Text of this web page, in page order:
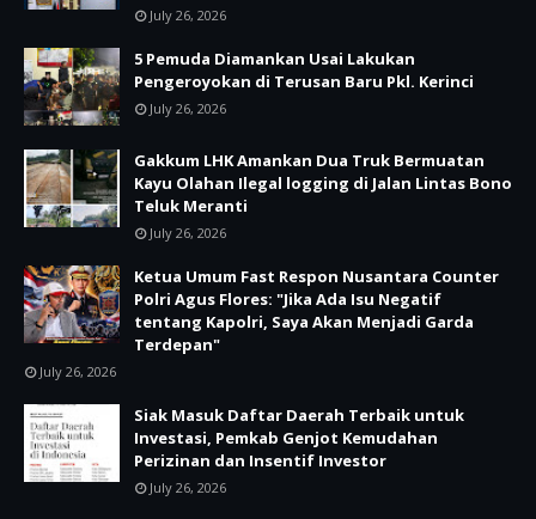
July 26, 2026
5 Pemuda Diamankan Usai Lakukan
Pengeroyokan di Terusan Baru Pkl. Kerinci
July 26, 2026
Gakkum LHK Amankan Dua Truk Bermuatan
Kayu Olahan Ilegal logging di Jalan Lintas Bono
Teluk Meranti
July 26, 2026
Ketua Umum Fast Respon Nusantara Counter
Polri Agus Flores: "Jika Ada Isu Negatif
tentang Kapolri, Saya Akan Menjadi Garda
Terdepan"
July 26, 2026
Siak Masuk Daftar Daerah Terbaik untuk
Investasi, Pemkab Genjot Kemudahan
Perizinan dan Insentif Investor
July 26, 2026